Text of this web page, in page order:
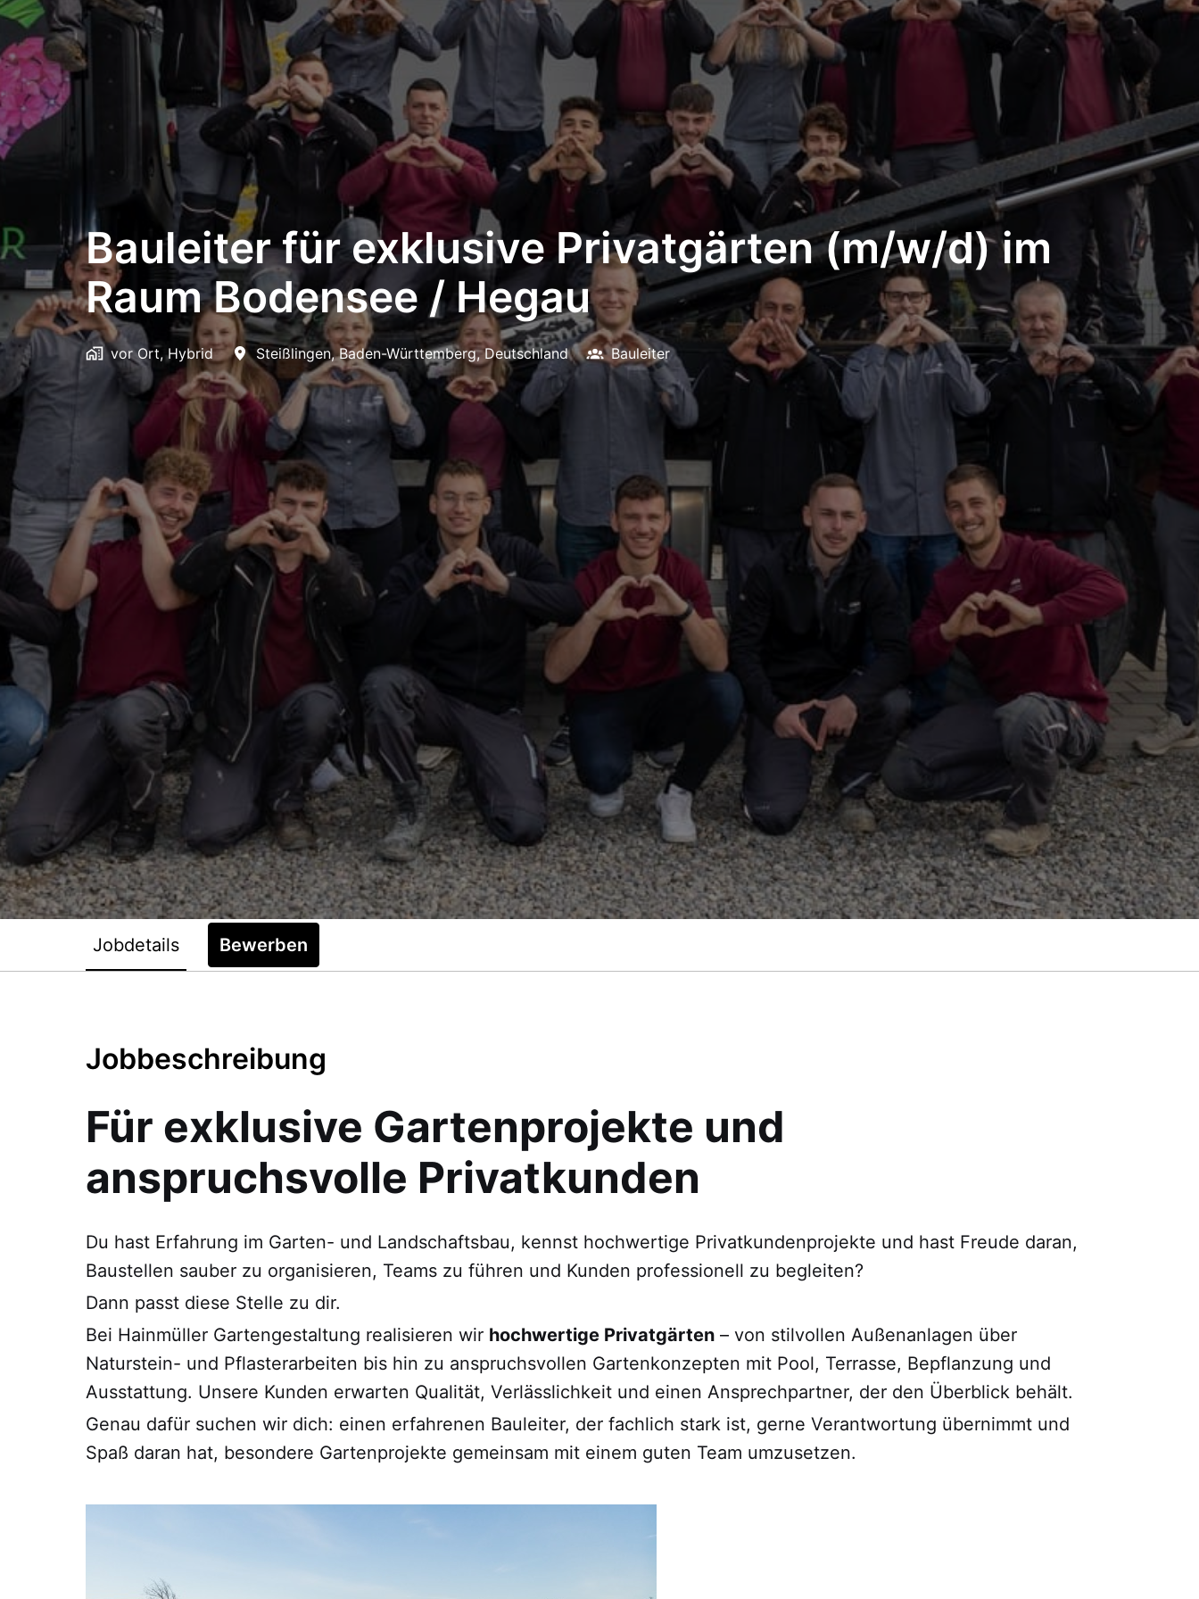
Bauleiter für exklusive Privatgärten (m/w/d) im
Raum Bodensee / Hegau
vor Ort, Hybrid Steißlingen, Baden-Württemberg, Deutschland Bauleiter
Jobdetails Bewerben
Jobbeschreibung
Für exklusive Gartenprojekte und
anspruchsvolle Privatkunden
Du hast Erfahrung im Garten- und Landschaftsbau, kennst hochwertige Privatkundenprojekte und hast Freude daran,
Baustellen sauber zu organisieren, Teams zu führen und Kunden professionell zu begleiten?
Dann passt diese Stelle zu dir.
Bei Hainmüller Gartengestaltung realisieren wir hochwertige Privatgärten – von stilvollen Außenanlagen über
Naturstein- und Pflasterarbeiten bis hin zu anspruchsvollen Gartenkonzepten mit Pool, Terrasse, Bepflanzung und
Ausstattung. Unsere Kunden erwarten Qualität, Verlässlichkeit und einen Ansprechpartner, der den Überblick behält.
Genau dafür suchen wir dich: einen erfahrenen Bauleiter, der fachlich stark ist, gerne Verantwortung übernimmt und
Spaß daran hat, besondere Gartenprojekte gemeinsam mit einem guten Team umzusetzen.